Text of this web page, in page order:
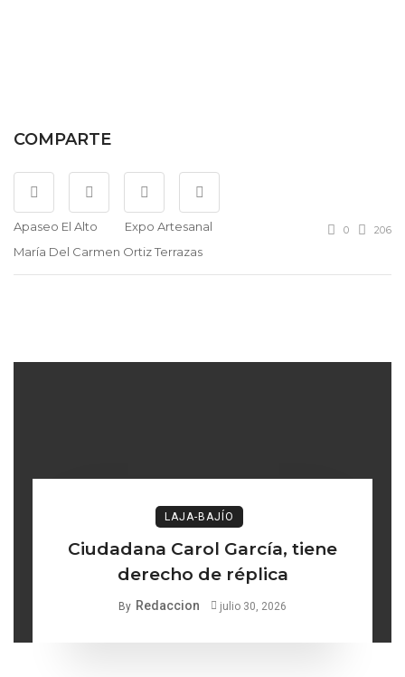
COMPARTE
Apaseo El Alto
Expo Artesanal
María Del Carmen Ortiz Terrazas
0 206
LAJA-BAJÍO
Ciudadana Carol García, tiene
derecho de réplica
By Redaccion julio 30, 2026